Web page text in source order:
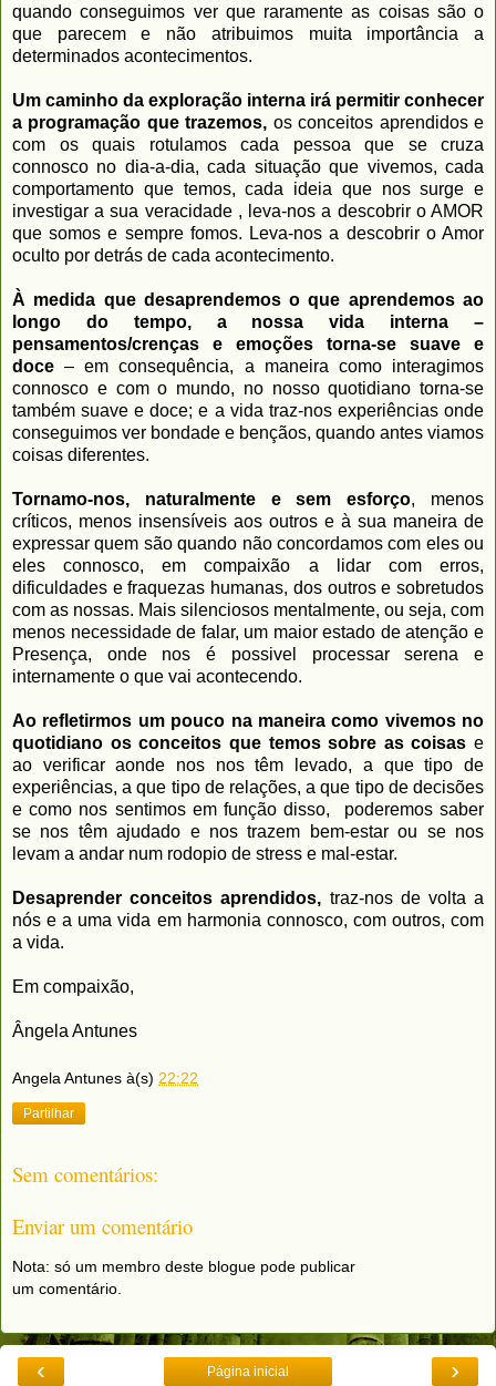
quando conseguimos ver que raramente as coisas são o
que parecem e não atribuimos muita importância a
determinados acontecimentos.
Um caminho da exploração interna irá permitir conhecer
a programação que trazemos, os conceitos aprendidos e
com os quais rotulamos cada pessoa que se cruza
connosco no dia-a-dia, cada situação que vivemos, cada
comportamento que temos, cada ideia que nos surge e
investigar a sua veracidade , leva-nos a descobrir o AMOR
que somos e sempre fomos. Leva-nos a descobrir o Amor
oculto por detrás de cada acontecimento.
À medida que desaprendemos o que aprendemos ao
longo do tempo, a nossa vida interna –
pensamentos/crenças e emoções torna-se suave e
doce – em consequência, a maneira como interagimos
connosco e com o mundo, no nosso quotidiano torna-se
também suave e doce; e a vida traz-nos experiências onde
conseguimos ver bondade e bençãos, quando antes viamos
coisas diferentes.
Tornamo-nos, naturalmente e sem esforço, menos
críticos, menos insensíveis aos outros e à sua maneira de
expressar quem são quando não concordamos com eles ou
eles connosco, em compaixão a lidar com erros,
dificuldades e fraquezas humanas, dos outros e sobretudos
com as nossas. Mais silenciosos mentalmente, ou seja, com
menos necessidade de falar, um maior estado de atenção e
Presença, onde nos é possivel processar serena e
internamente o que vai acontecendo.
Ao refletirmos um pouco na maneira como vivemos no
quotidiano os conceitos que temos sobre as coisas e
ao verificar aonde nos nos têm levado, a que tipo de
experiências, a que tipo de relações, a que tipo de decisões
e como nos sentimos em função disso, poderemos saber
se nos têm ajudado e nos trazem bem-estar ou se nos
levam a andar num rodopio de stress e mal-estar.
Desaprender conceitos aprendidos, traz-nos de volta a
nós e a uma vida em harmonia connosco, com outros, com
a vida.
Em compaixão,
Ângela Antunes
Angela Antunes à(s) 22:22
Partilhar
Sem comentários:
Enviar um comentário
Nota: só um membro deste blogue pode publicar
um comentário.
‹ ›
Página inicial